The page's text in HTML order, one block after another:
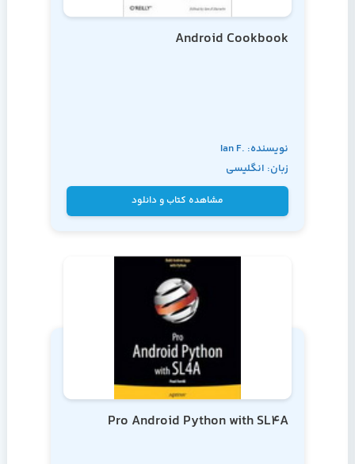
Android Cookbook
نویسنده: Ian F.
Darwin
زبان: انگلیسی
مشاهده کتاب و دانلود
Pro Android Python with SL4A